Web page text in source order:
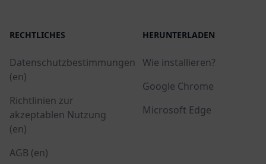
RECHTLICHES
Datenschutzbestimmungen
(en)
Richtlinien zur
akzeptablen Nutzung
(en)
AGB (en)
HERUNTERLADEN
Wie installieren?
Google Chrome
Microsoft Edge